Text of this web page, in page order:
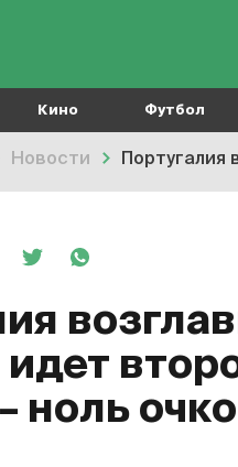
Кино Футбол
Новости Португалия
ноль